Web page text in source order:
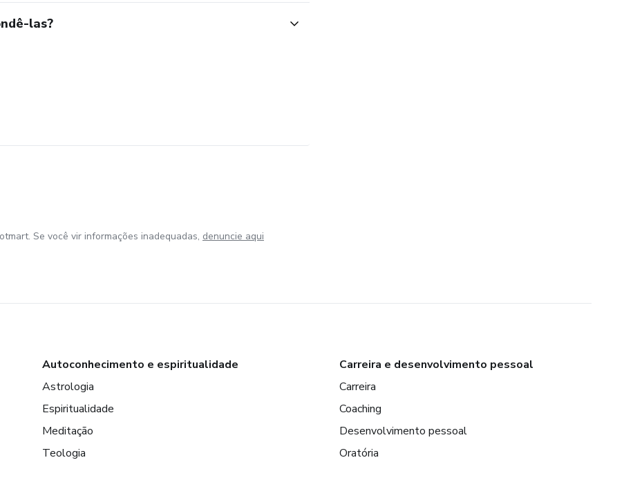
las?
Se você vir informações inadequadas, denuncie aqui
Autoconhecimento e espiritualidade
Astrologia
Espiritualidade
Meditação
Teologia
Carreira e desenvolvimento pessoal
Carreira
Coaching
Desenvolvimento pessoal
Oratória